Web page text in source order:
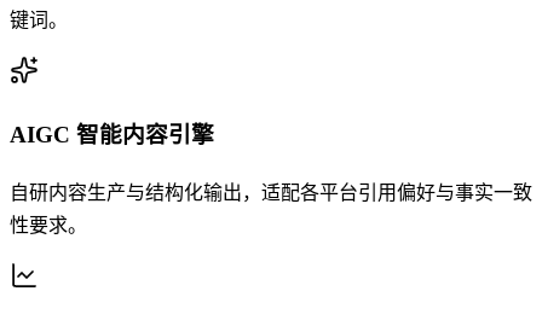
键词。
AIGC 智能内容引擎
自研内容生产与结构化输出，适配各平台引用偏好与事实一致
性要求。